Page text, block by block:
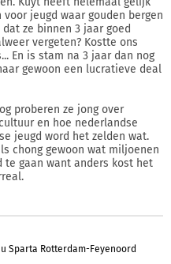
jeugd waar gouden bergen
ze binnen 3 jaar goed
vergeten? Kostte ons
En is stam na 3 jaar dan nog
gewoon een lucratieve deal
proberen ze jong over
en hoe nederlandse
jeugd word het zelden wat.
chong gewoon wat miljoenen
te gaan want anders kost het
Sparta Rotterdam-Feyenoord